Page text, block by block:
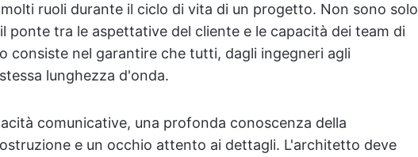
ruoli durante il ciclo di vita di un progetto. Non sono solo
ponte tra le aspettative del cliente e le capacità dei team di
consiste nel garantire che tutti, dagli ingegneri agli
lunghezza d'onda.
comunicative, una profonda conoscenza della
e un occhio attento ai dettagli. L'architetto deve